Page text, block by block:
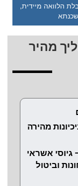
הלוואה מיידית,
מהיר
מהירה
אשראי
וביטול